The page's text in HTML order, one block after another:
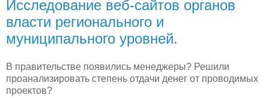
Исследование веб-сайтов органов
власти регионального и
муниципального уровней.
В правительстве появились менеджеры? Решили
проанализировать степень отдачи денег от проводимых
проектов?